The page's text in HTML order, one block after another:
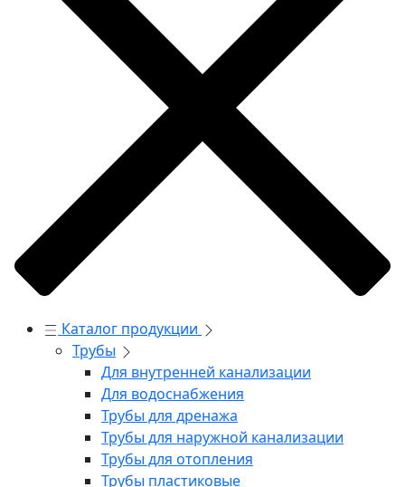
Каталог продукции
Трубы
Для внутренней канализации
Для водоснабжения
Трубы для дренажа
Трубы для наружной канализации
Трубы для отопления
Трубы пластиковые